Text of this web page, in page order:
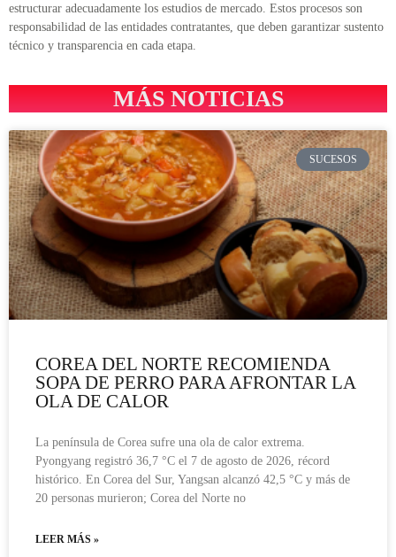
estructurar adecuadamente los estudios de mercado. Estos procesos son
responsabilidad de las entidades contratantes, que deben garantizar sustento
técnico y transparencia en cada etapa.
MÁS NOTICIAS
SUCESOS
COREA DEL NORTE RECOMIENDA
SOPA DE PERRO PARA AFRONTAR LA
OLA DE CALOR
La península de Corea sufre una ola de calor extrema.
Pyongyang registró 36,7 °C el 7 de agosto de 2026, récord
histórico. En Corea del Sur, Yangsan alcanzó 42,5 °C y más de
20 personas murieron; Corea del Norte no
LEER MÁS »